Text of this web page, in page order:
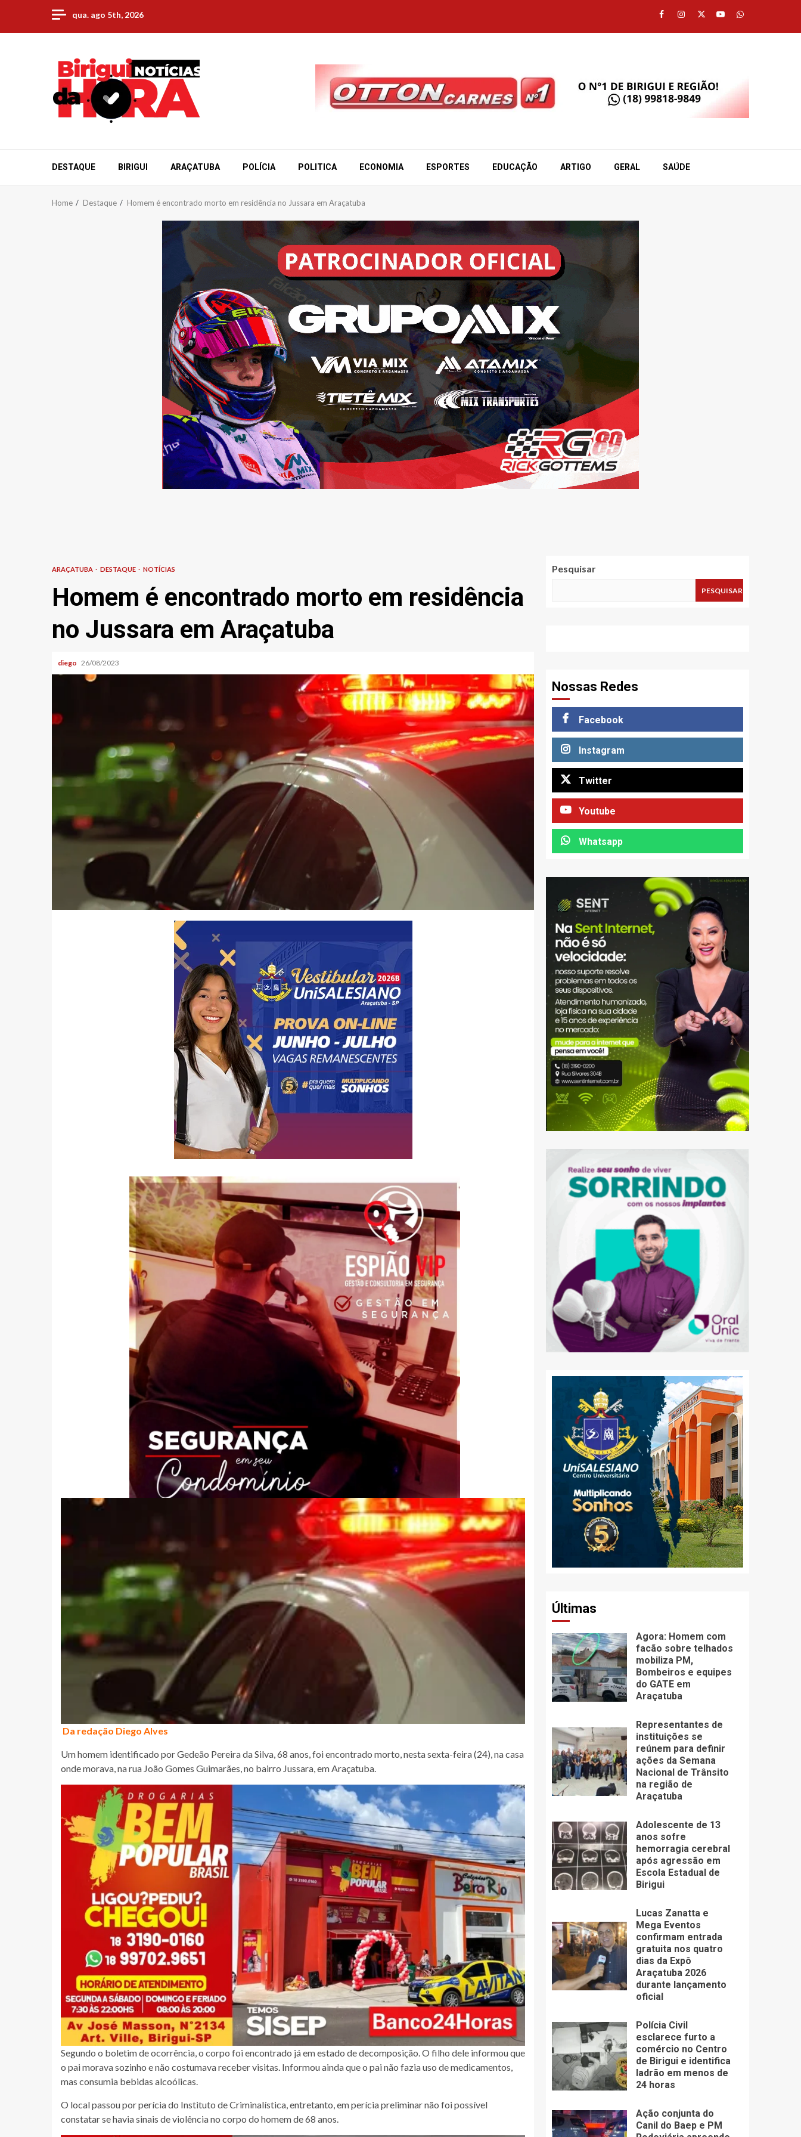
content
qua. ago 5th, 2026 Facebook
Instagram
TwitterYoutubeWhatsapp
DESTAQUE BIRIGUI ARAÇATUBA POLÍCIA POLITICA ECONOMIA ESPORTES EDUCAÇÃO ARTIGO GERAL SAÚDE
Home Destaque Homem é encontrado morto em residência no Jussara em Araçatuba
ARAÇATUBA DESTAQUE NOTÍCIAS
Homem é encontrado morto em residência
no Jussara em Araçatuba
diego 26/08/2023
Da redação Diego Alves
Um homem identificado por Gedeão Pereira da Silva, 68 anos, foi encontrado morto, nesta sexta-feira (24), na casa
onde morava, na rua João Gomes Guimarães, no bairro Jussara, em Araçatuba.
Segundo o boletim de ocorrência, o corpo foi encontrado já em estado de decomposição. O filho dele informou que
o pai morava sozinho e não costumava receber visitas. Informou ainda que o pai não fazia uso de medicamentos,
mas consumia bebidas alcoólicas.
O local passou por perícia do Instituto de Criminalística, entretanto, em perícia preliminar não foi possível
constatar se havia sinais de violência no corpo do homem de 68 anos.
Pesquisar
PESQUISAR
Nossas Redes
Facebook
Instagram
Twitter
Youtube
Whatsapp
Últimas
Agora: Homem com
facão sobre telhados
mobiliza PM,
Bombeiros e equipes
do GATE em
Araçatuba
Representantes de
instituições se
reúnem para definir
ações da Semana
Nacional de Trânsito
na região de
Araçatuba
Adolescente de 13
anos sofre
hemorragia cerebral
após agressão em
Escola Estadual de
Birigui
Lucas Zanatta e
Mega Eventos
confirmam entrada
gratuita nos quatro
dias da Expô
Araçatuba 2026
durante lançamento
oficial
Polícia Civil
esclarece furto a
comércio no Centro
de Birigui e identifica
ladrão em menos de
24 horas
Ação conjunta do
Canil do Baep e PM